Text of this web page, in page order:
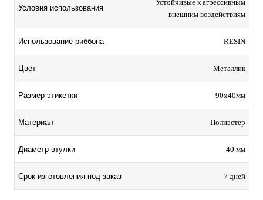
Условия использования
Устойчивые к агрессивным
внешним воздействиям
Использование риббона RESIN
Цвет Металлик
Размер этикетки 90х40мм
Материал Полиэстер
Диаметр втулки 40 мм
Срок изготовления под заказ 7 дней